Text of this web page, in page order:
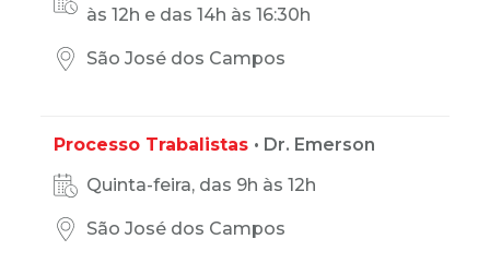
às 12h e das 14h às 16:30h
São José dos Campos
Processo Trabalistas • Dr. Emerson
Quinta-feira, das 9h às 12h
São José dos Campos